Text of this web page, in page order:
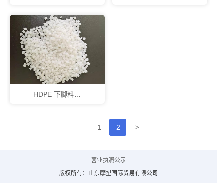
HDPE 下脚料…
1 2 >
营业执照公示
版权所有：山东摩塑国际贸易有限公司